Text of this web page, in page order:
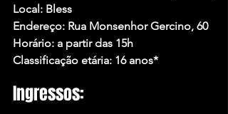
Local: Bless
Endereço: Rua Monsenhor Gercino, 60
Horário: a partir das 15h
Classificação etária: 16 anos*
Ingressos: